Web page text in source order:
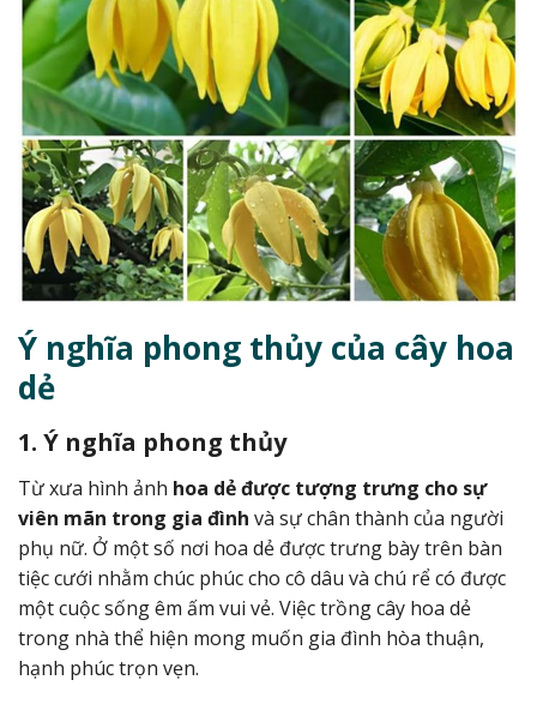
Ý nghĩa phong thủy của cây hoa
dẻ
1. Ý nghĩa phong thủy
Từ xưa hình ảnh hoa dẻ được tượng trưng cho sự
viên mãn trong gia đình và sự chân thành của người
phụ nữ. Ở một số nơi hoa dẻ được trưng bày trên bàn
tiệc cưới nhằm chúc phúc cho cô dâu và chú rể có được
một cuộc sống êm ấm vui vẻ. Việc trồng cây hoa dẻ
trong nhà thể hiện mong muốn gia đình hòa thuận,
hạnh phúc trọn vẹn.